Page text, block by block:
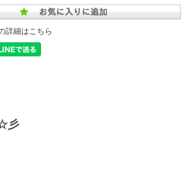
詳細はこちら
彡